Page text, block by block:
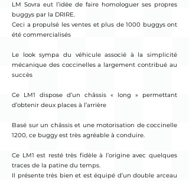
LM Sovra eut l’idée de faire homologuer ses propres
buggys par la DRIRE.
Ceci a propulsé les ventes et plus de 1000 buggys ont
été commercialisés
Le look sympa du véhicule associé à la simplicité
mécanique des coccinelles a largement contribué au
succès
Ce LM1 dispose d’un châssis « long » permettant
d’obtenir deux places à l’arrière
Basé sur un châssis et une motorisation de coccinelle
1200, ce buggy est très agréable à conduire.
Ce LM1 est resté très fidèle à l’origine avec quelques
traces de la patine du temps.
Il présente très bien et est équipé d’un double arceau